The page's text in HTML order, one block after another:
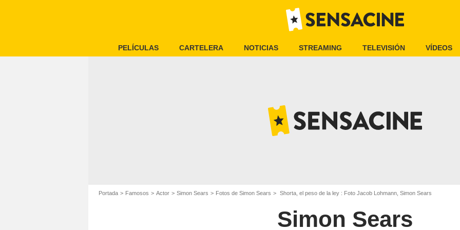
PELÍCULAS CARTELERA NOTICIAS STREAMING TELEVISIÓN VÍDEOS
Portada Famosos Actor Simon Sears Fotos de Simon Sears Shorta, el peso de la ley : Foto Jacob Lohmann, Simon Sears
Simon Sears